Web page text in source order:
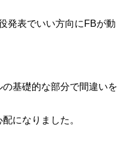
発表でいい方向にFBが動
基礎的な部分で間違いを
になりました。